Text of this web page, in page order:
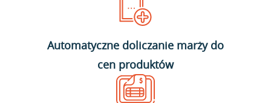
Automatyczne doliczanie marży do
cen produktów